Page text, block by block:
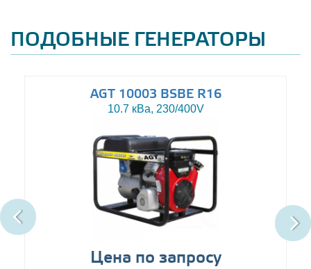
ПОДОБНЫЕ ГЕНЕРАТОРЫ
AGT 10003 BSBE R16
10.7 кВа, 230/400V
Цена по запросу